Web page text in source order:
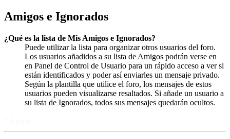
Amigos e Ignorados
¿Qué es la lista de Mis Amigos e Ignorados?
Puede utilizar la lista para organizar otros usuarios del foro.
Los usuarios añadidos a su lista de Amigos podrán verse en
en Panel de Control de Usuario para un rápido acceso a ver si
están identificados y poder así enviarles un mensaje privado.
Según la plantilla que utilice el foro, los mensajes de estos
usuarios pueden visualizarse resaltados. Si añade un usuario a
su lista de Ignorados, todos sus mensajes quedarán ocultos.